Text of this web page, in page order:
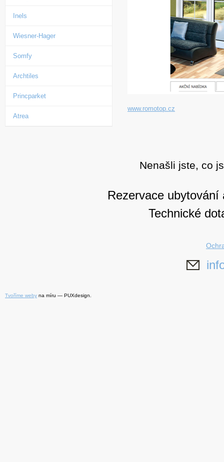
Inels
Wiesner-Hager
Somfy
Archtiles
Princparket
Atrea
www.romotop.cz
Nenašli jste, co
Rezervace
Technické
Tvoříme weby na míru — PUXdesign.